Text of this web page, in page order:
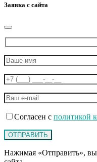
Заявка с сайта
Согласен с политикой
Нажимая «Отправить», вы